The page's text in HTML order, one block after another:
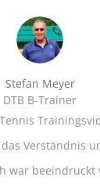
Stefan Meyer
DTB B-Trainer
Verständnis
war